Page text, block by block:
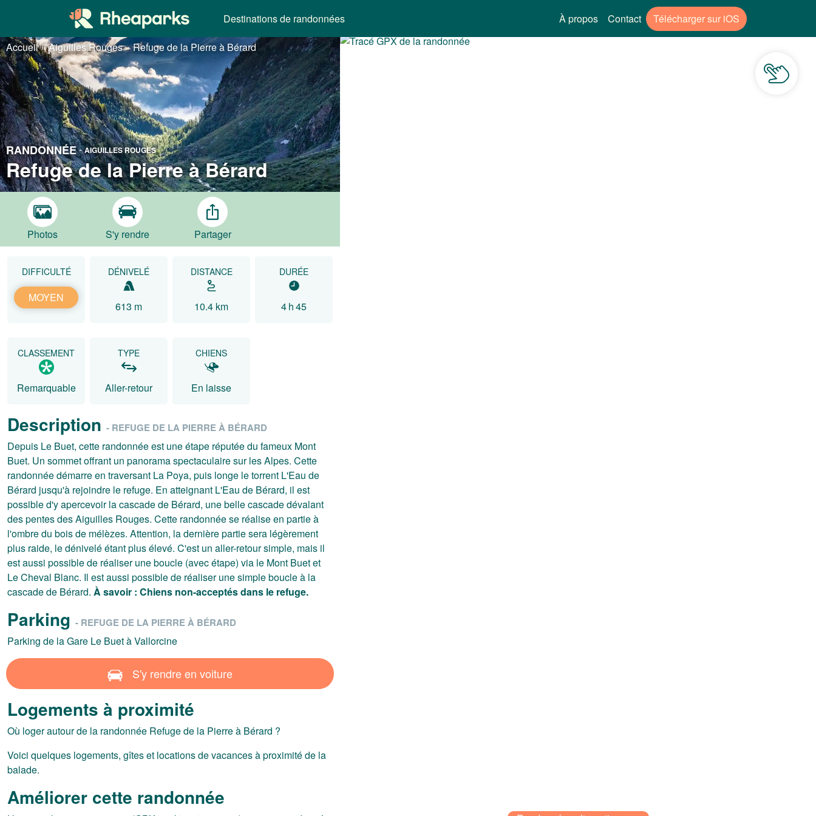
Destinations de randonnées À propos Contact Télécharger sur iOS
Accueil»Aiguilles Rouges»Refuge de la Pierre à Bérard
RANDONNÉE
Refuge de la Pierre à Bérard
-AIGUILLES ROUGES
Photos S'y rendre Partager
DIFFICULTÉ
MOYEN
DÉNIVELÉ
613 m
DISTANCE
10.4 km
DURÉE
4 h 45
CLASSEMENT
Remarquable
TYPE
Aller-retour
CHIENS
En laisse
Description - REFUGE DE LA PIERRE À BÉRARD
Depuis Le Buet, cette randonnée est une étape réputée du fameux Mont
Buet. Un sommet offrant un panorama spectaculaire sur les Alpes. Cette
randonnée démarre en traversant La Poya, puis longe le torrent L'Eau de
Bérard jusqu'à rejoindre le refuge. En atteignant L'Eau de Bérard, il est
possible d'y apercevoir la cascade de Bérard, une belle cascade dévalant
des pentes des Aiguilles Rouges. Cette randonnée se réalise en partie à
l'ombre du bois de mélèzes. Attention, la dernière partie sera légèrement
plus raide, le dénivelé étant plus élevé. C'est un aller-retour simple, mais il
est aussi possible de réaliser une boucle (avec étape) via le Mont Buet et
Le Cheval Blanc. Il est aussi possible de réaliser une simple boucle à la
cascade de Bérard. À savoir : Chiens non-acceptés dans le refuge.
Parking - REFUGE DE LA PIERRE À BÉRARD
Parking de la Gare Le Buet à Vallorcine
S'y rendre en voiture
Logements à proximité
Où loger autour de la randonnée Refuge de la Pierre à Bérard ?
Voici quelques logements, gîtes et locations de vacances à proximité de la
balade.
Améliorer cette randonnée